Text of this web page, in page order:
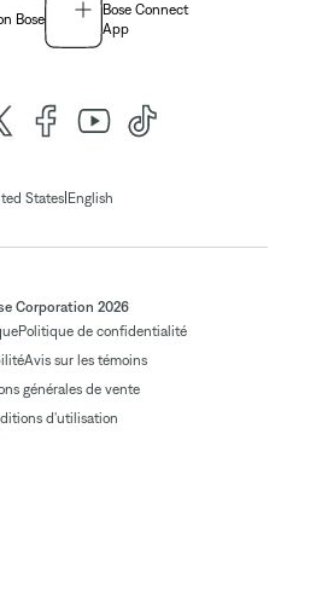
Bose
Bose Connect
App
States| English
Corporation 2026
Politique de confidentialité
Avis sur les témoins
générales de vente
d'utilisation